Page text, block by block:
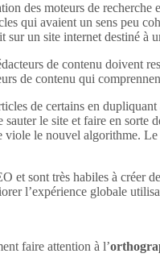
des moteurs de
qui avaient un sens peu
sur un site internet destiné à
de contenu doivent
de contenu qui
de certains en
le site et faire en
viole le nouvel algorithme. Le
et sont très habiles à créer
l’expérience globale
faire attention à l’